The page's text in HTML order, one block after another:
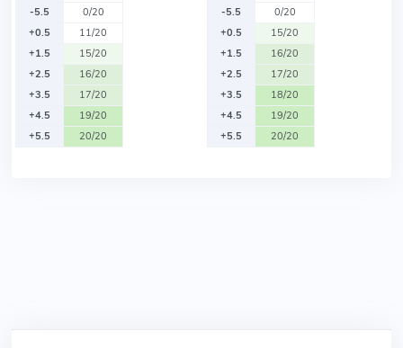
-5.5
0/20
+0.5
11/20
+1.5
15/20
+2.5
16/20
+3.5
17/20
+4.5
19/20
+5.5
20/20
-5.5
0/20
+0.5
15/20
+1.5
16/20
+2.5
17/20
+3.5
18/20
+4.5
19/20
+5.5
20/20